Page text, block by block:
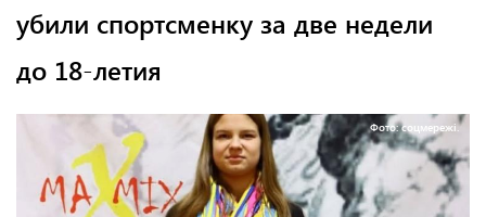
убили спортсменку за две недели
до 18-летия
Фото: соцмережі.